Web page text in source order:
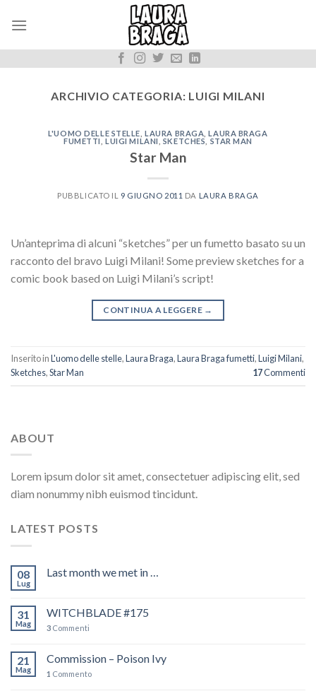
ARCHIVIO CATEGORIA: LUIGI MILANI
L'UOMO DELLE STELLE ,LAURA BRAGA ,LAURA BRAGA
FUMETTI
,LUIGI MILANI SKETCHES STAR MAN
Star Man
PUBBLICATO IL 9 GIUGNO 2011 DA LAURA BRAGA
Un’anteprima di alcuni “sketches” per un fumetto basato su un
racconto del bravo Luigi Milani! Some preview sketches for a
comic book based on Luigi Milani’s script!
CONTINUA A LEGGERE →
Inserito inL'uomo delle stelle,Laura Braga,Laura Braga fumetti,Luigi Milani,
Sketches,Star Man 17Commenti
ABOUT
Lorem ipsum dolor sit amet, consectetuer adipiscing elit, sed
diam nonummy nibh euismod tincidunt.
LATEST POSTS
08
Lug
Last month we met in …
31
Mag
WITCHBLADE #175
3 Commenti
21
Mag
Commission – Poison Ivy
1 Commento